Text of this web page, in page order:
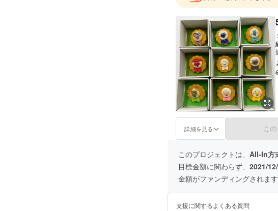
ま
詳細を見る こ
このプロジェクトは、 All-In方
目標金額に関わらず、 2021/
金額がファンディングされます
支援に関するよくある質問